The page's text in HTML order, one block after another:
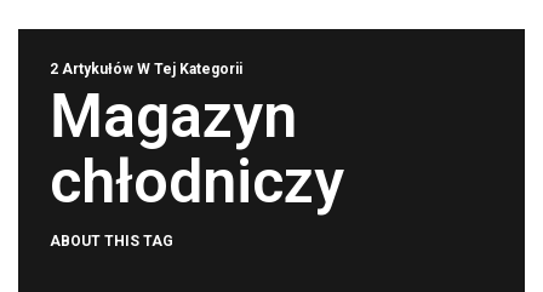
2 Artykułów W Tej Kategorii
Magazyn
chłodniczy
ABOUT THIS TAG